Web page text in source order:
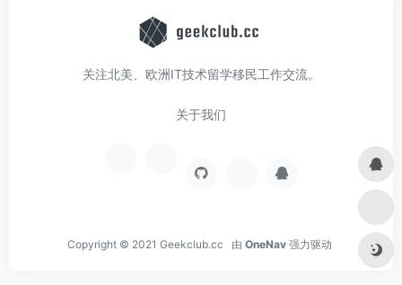
关注北美、欧洲IT技术留学移民工作交流。
关于我们
Copyright © 2021 Geekclub.cc 由 OneNav 强力驱动